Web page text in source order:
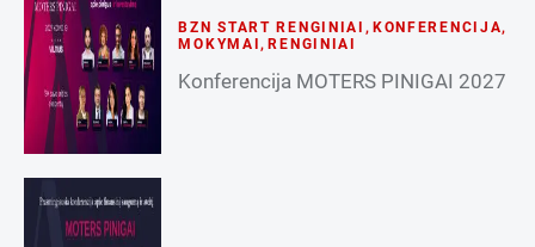
BZN START RENGINIAI , KONFERENCIJA,
MOKYMAI ,RENGINIAI
Konferencija MOTERS PINIGAI 2027